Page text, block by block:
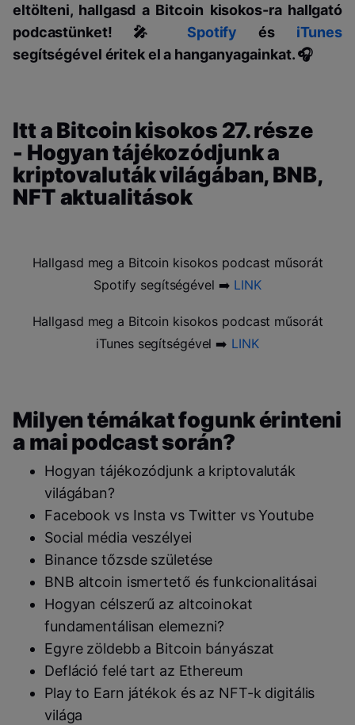
eltölteni, hallgasd a Bitcoin kisokos-ra hallgató
podcastünket! 🎤 Spotify és iTunes
segítségével éritek el a hanganyagainkat. 🎧
Itt a Bitcoin kisokos 27. része
- Hogyan tájékozódjunk a
kriptovaluták világában, BNB,
NFT aktualitások
Hallgasd meg a Bitcoin kisokos podcast műsorát
Spotify segítségével ➡️ LINK
Hallgasd meg a Bitcoin kisokos podcast műsorát
iTunes segítségével ➡️ LINK
Milyen témákat fogunk érinteni
a mai podcast során?
Hogyan tájékozódjunk a kriptovaluták
világában?
Facebook vs Insta vs Twitter vs Youtube
Social média veszélyei
Binance tőzsde születése
BNB altcoin ismertető és funkcionalitásai
Hogyan célszerű az altcoinokat
fundamentálisan elemezni?
Egyre zöldebb a Bitcoin bányászat
Defláció felé tart az Ethereum
Play to Earn játékok és az NFT-k digitális
világa